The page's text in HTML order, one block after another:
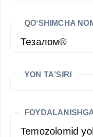
QO‘SHIMCHA
Тезалом®
YON TA'SIRI
Temozolomid